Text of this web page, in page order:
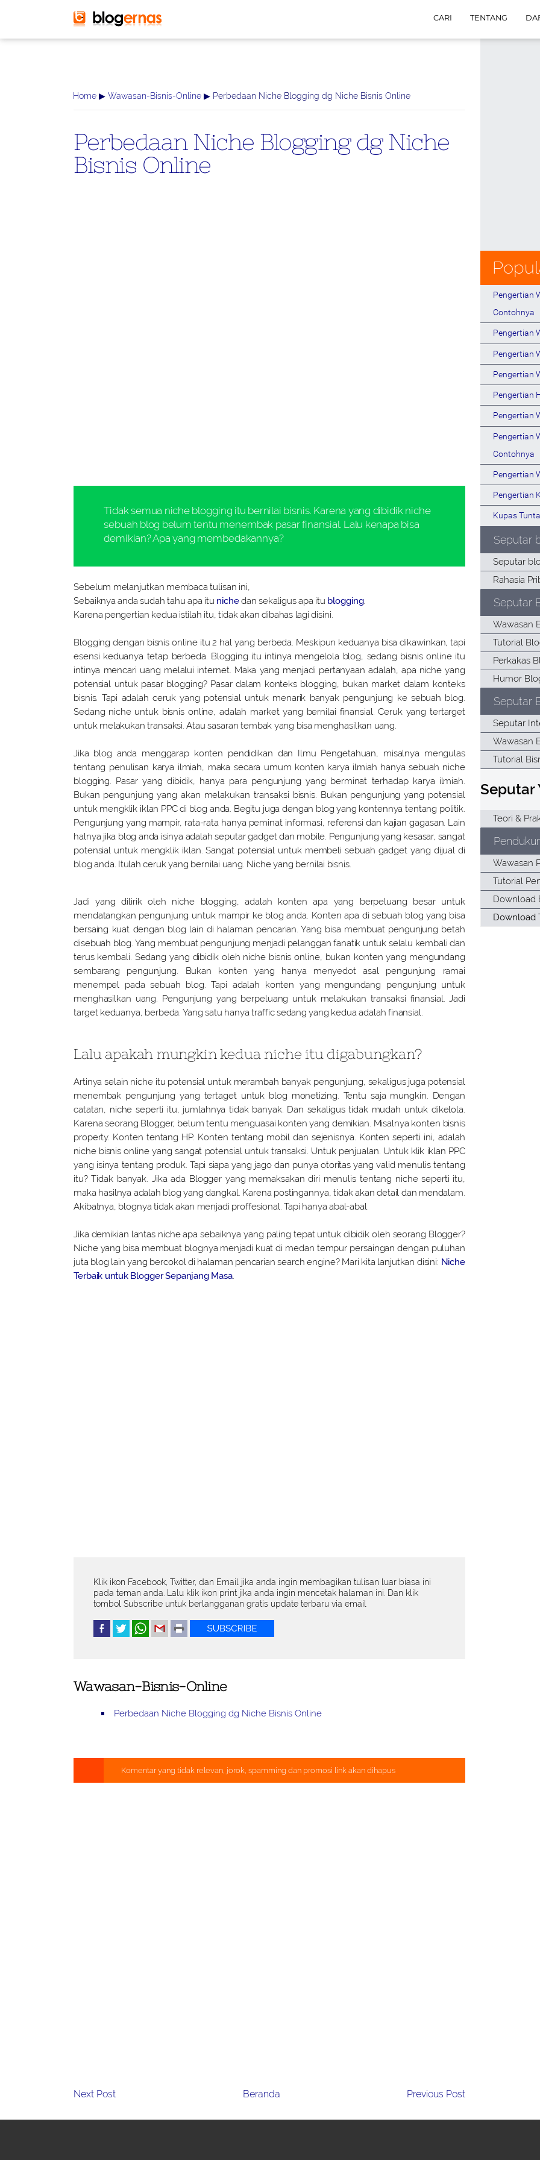
CARI TENTANG
Home▶Wawasan-Bisnis-Online▶ Perbedaan Niche Blogging dg Niche Bisnis Online
Perbedaan Niche Blogging dg Niche
Bisnis Online
Tidak semua niche blogging itu bernilai bisnis. Karena yang dibidik niche
sebuah blog belum tentu menembak pasar finansial. Lalu kenapa bisa
demikian? Apa yang membedakannya?
Sebelum melanjutkan membaca tulisan ini,
Sebaiknya anda sudah tahu apa itu nichedan sekaligus apa itu blogging.
Karena pengertian kedua istilah itu, tidak akan dibahas lagi disini.
Blogging dengan bisnis online itu 2 hal yang berbeda. Meskipun keduanya bisa dikawinkan, tapi
esensi keduanya tetap berbeda. Blogging itu intinya mengelola blog, sedang bisnis online itu
intinya mencari uang melalui internet. Maka yang menjadi pertanyaan adalah, apa niche yang
potensial untuk pasar blogging? Pasar dalam konteks blogging, bukan market dalam konteks
bisnis. Tapi adalah ceruk yang potensial untuk menarik banyak pengunjung ke sebuah blog.
Sedang niche untuk bisnis online, adalah market yang bernilai finansial. Ceruk yang tertarget
untuk melakukan transaksi. Atau sasaran tembak yang bisa menghasilkan uang.
Jika blog anda menggarap konten pendidikan dan Ilmu Pengetahuan, misalnya mengulas
tentang penulisan karya ilmiah, maka secara umum konten karya ilmiah hanya sebuah niche
blogging. Pasar yang dibidik, hanya para pengunjung yang berminat terhadap karya ilmiah.
Bukan pengunjung yang akan melakukan transaksi bisnis. Bukan pengunjung yang potensial
untuk mengklik iklan PPC di blog anda. Begitu juga dengan blog yang kontennya tentang politik.
Pengunjung yang mampir, rata-rata hanya peminat informasi, referensi dan kajian gagasan. Lain
halnya jika blog anda isinya adalah seputar gadget dan mobile. Pengunjung yang kesasar, sangat
potensial untuk mengklik iklan. Sangat potensial untuk membeli sebuah gadget yang dijual di
blog anda. Itulah ceruk yang bernilai uang. Niche yang bernilai bisnis.
Jadi yang dilirik oleh niche blogging, adalah konten apa yang berpeluang besar untuk
mendatangkan pengunjung untuk mampir ke blog anda. Konten apa di sebuah blog yang bisa
bersaing kuat dengan blog lain di halaman pencarian. Yang bisa membuat pengunjung betah
disebuah blog. Yang membuat pengunjung menjadi pelanggan fanatik untuk selalu kembali dan
terus kembali. Sedang yang dibidik oleh niche bisnis online, bukan konten yang mengundang
sembarang pengunjung. Bukan konten yang hanya menyedot asal pengunjung ramai
menempel pada sebuah blog. Tapi adalah konten yang mengundang pengunjung untuk
menghasilkan uang. Pengunjung yang berpeluang untuk melakukan transaksi finansial. Jadi
target keduanya, berbeda. Yang satu hanya traffic sedang yang kedua adalah finansial.
Lalu apakah mungkin kedua niche itu digabungkan?
Artinya selain niche itu potensial untuk merambah banyak pengunjung, sekaligus juga potensial
menembak pengunjung yang tertaget untuk blog monetizing. Tentu saja mungkin. Dengan
catatan, niche seperti itu, jumlahnya tidak banyak. Dan sekaligus tidak mudah untuk dikelola.
Karena seorang Blogger, belum tentu menguasai konten yang demikian. Misalnya konten bisnis
property. Konten tentang HP. Konten tentang mobil dan sejenisnya. Konten seperti ini, adalah
niche bisnis online yang sangat potensial untuk transaksi. Untuk penjualan. Untuk klik iklan PPC
yang isinya tentang produk. Tapi siapa yang jago dan punya otoritas yang valid menulis tentang
itu? Tidak banyak. Jika ada Blogger yang memaksakan diri menulis tentang niche seperti itu,
maka hasilnya adalah blog yang dangkal. Karena postingannya, tidak akan detail dan mendalam.
Akibatnya, blognya tidak akan menjadi proffesional. Tapi hanya abal-abal.
Jika demikian lantas niche apa sebaiknya yang paling tepat untuk dibidik oleh seorang Blogger?
Niche yang bisa membuat blognya menjadi kuat di medan tempur persaingan dengan puluhan
juta blog lain yang bercokol di halaman pencarian search engine? Mari kita lanjutkan disini: Niche
Terbaik untuk Blogger Sepanjang Masa
Klik ikon Facebook, Twitter, dan Email jika anda ingin membagikan tulisan luar biasa ini
pada teman anda. Lalu klik ikon print jika anda ingin mencetak halaman ini. Dan klik
tombol Subscribe untuk berlangganan gratis update terbaru via email
Wawasan-Bisnis-Online
Perbedaan Niche Blogging dg Niche Bisnis Online
Komentar yang tidak relevan, jorok, spamming dan promosi link akan dihapus
Next Post Previous Post
Beranda
Pengertian
Contohnya
Pengertian
Pengertian
Pengertian
Pengertian
Pengertian
Pengertian
Contohnya
Pengertian
Pengertian
Kupas
Seputar
Seputar
Seputar
Seputar